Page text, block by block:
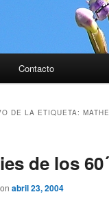
Contacto
DE LA ETIQUETA:
de los
abril 23, 2004